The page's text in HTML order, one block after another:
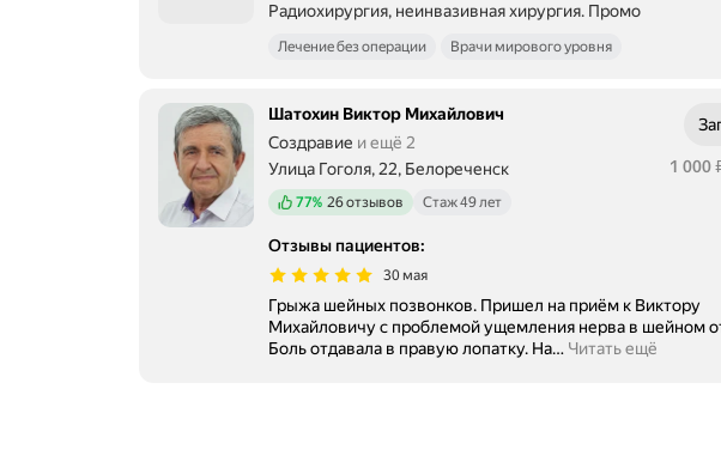
Радиохирургия, неинвазивная хирургия. Промо
Лечение без операции
Врачи мирового уровня
Шатохин Виктор Михайлович
Создравие и ещё 2
Улица Гоголя, 22, Белореченск
Положительных отзывов
77% 26 отзывов Стаж 49 лет
Цена
1000
1 000
Отзывы пациентов:
30 мая
Грыжа шейных позвонков. Пришел на приём к Виктору
Михайловичу с проблемой ущемления нерва в шейном
Боль отдавала в правую лопатку. На… Читать ещё